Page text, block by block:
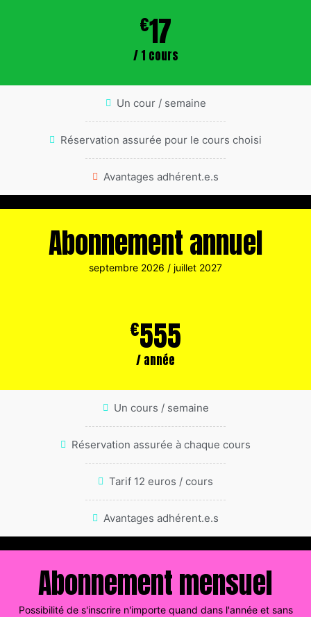
€17
/ 1 cours
Un cour / semaine
Réservation assurée pour le cours choisi
Avantages adhérent.e.s
Abonnement annuel
septembre 2026 / juillet 2027
€555
/ année
Un cours / semaine
Réservation assurée à chaque cours
Tarif 12 euros / cours
Avantages adhérent.e.s
Abonnement mensuel
Possibilité de s'inscrire n'importe quand dans l'année et sans